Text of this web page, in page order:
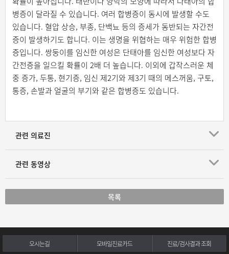
병증이 달라질 수 있습니다. 여러 합병증이 동시에 발생할 수도
있습니다. 혈압 상승, 부종, 단백뇨 등의 증세가 동반되는 자간전
증이 발생하기도 합니다. 이는 생명을 위협하는 매우 위험한 합병
증입니다. 쌍둥이를 임신한 여성은 단태아를 임신한 여성보다 자
간전증을 일으킬 확률이 2배 더 높습니다. 이외에 갑작스러운 체
중 증가, 두통, 현기증, 임신 제2기와 제3기 때의 메스꺼움, 구토,
통증, 손발과 얼굴의 부기와 같은 합병증도 있습니다.
관련 의료진
관련 동영상
목록
오시는길 모바일진료카드 진료/검사결과 조회